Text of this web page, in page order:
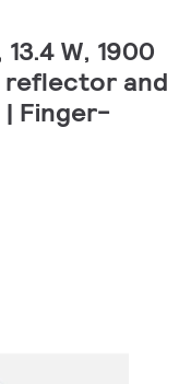
W, 1900
reflector and
| Finger-